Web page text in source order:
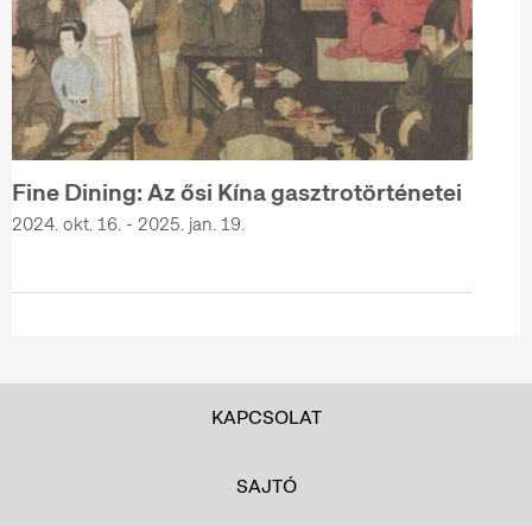
Fine Dining: Az ősi Kína gasztrotörténetei
2024. okt. 16. - 2025. jan. 19.
KAPCSOLAT
SAJTÓ